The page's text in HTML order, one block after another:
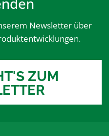
Newsletter über
ZUM